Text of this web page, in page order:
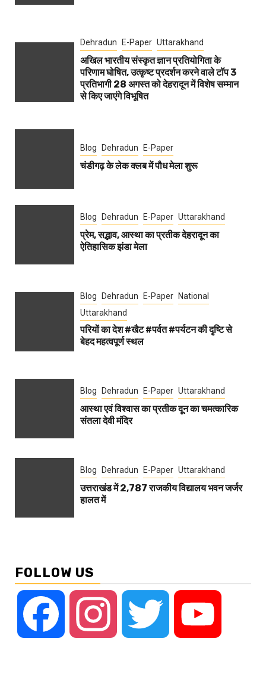
Dehradun E-Paper Uttarakhand
अखिल भारतीय संस्कृत ज्ञान प्रतियोगिता के
परिणाम घोषित, उत्कृष्ट प्रदर्शन करने वाले टॉप 3
प्रतिभागी 28 अगस्त को देहरादून में विशेष सम्मान
से किए जाएंगे विभूषित
Blog Dehradun E-Paper
चंडीगढ़ के लेक क्लब में पौध मेला शुरू
Blog Dehradun E-Paper Uttarakhand
प्रेम, सद्भाव, आस्था का प्रतीक देहरादून का
ऐतिहासिक झंडा मेला
Blog Dehradun E-Paper
National
Uttarakhand
परियों का देश #खैट #पर्वत #पर्यटन की दृृष्टि से
बेहद महत्वपूर्ण स्थल
Blog Dehradun E-Paper Uttarakhand
आस्था एवं विश्वास का प्रतीक दून का चमत्कारिक
संतला देवी मंदिर
Blog Dehradun E-Paper Uttarakhand
उत्तराखंड में 2,787 राजकीय विद्यालय भवन जर्जर
हालत में
FOLLOW US
Facebook Instagram Twitter